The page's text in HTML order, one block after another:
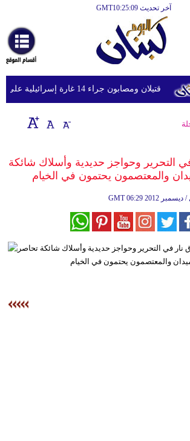
آخر تحديث GMT10:25:09
أخبارعاجلة
رياضة
ثقافة
إقتصاد
وموسيقى
ديكور
قتيلان ومصابون جراء 14 غارة إسرائيلية على شرق وجنوب لبنان
التحرير وحواجز حديدية وأسلاك شائكة
والمعتصمون يحتمون في الخيام
GMT